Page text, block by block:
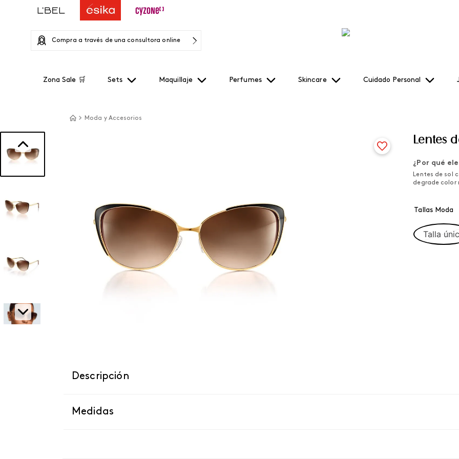
Compra a través de una consultora online
Zona Sale 🛒 Sets Maquillaje Perfumes Skincare Cuidado Personal
Moda y Accesorios
Lentes
¿Por qué
Lentes de sol
degrade color
Tallas Moda
Talla
Descripción
Medidas